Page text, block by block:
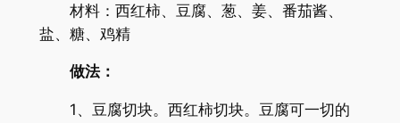
材料：西红柿、豆腐、葱、姜、番茄酱、
盐、糖、鸡精
做法：
1、豆腐切块。西红柿切块。豆腐可一切的